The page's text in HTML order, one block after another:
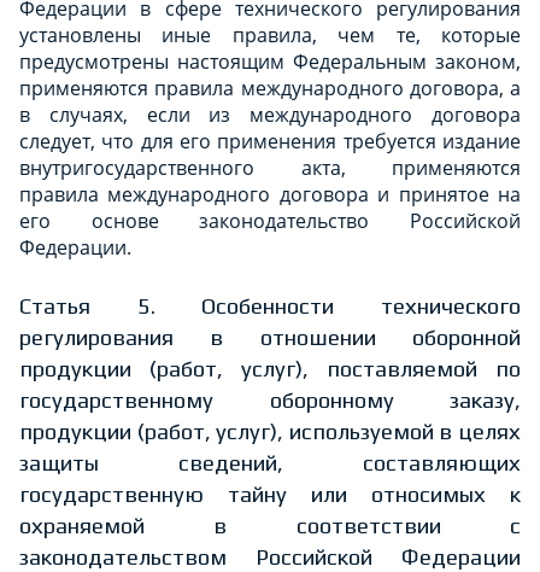
Федерации в сфере технического регулирования
установлены иные правила, чем те, которые
предусмотрены настоящим Федеральным законом,
применяются правила международного договора, а
в случаях, если из международного договора
следует, что для его применения требуется издание
внутригосударственного акта, применяются
правила международного договора и принятое на
его основе законодательство Российской
Федерации.
Статья 5. Особенности технического
регулирования в отношении оборонной
продукции (работ, услуг), поставляемой по
государственному оборонному заказу,
продукции (работ, услуг), используемой в целях
защиты сведений, составляющих
государственную тайну или относимых к
охраняемой в соответствии с
законодательством Российской Федерации